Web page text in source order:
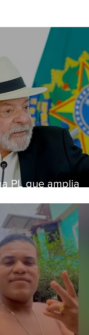
PL que amplia